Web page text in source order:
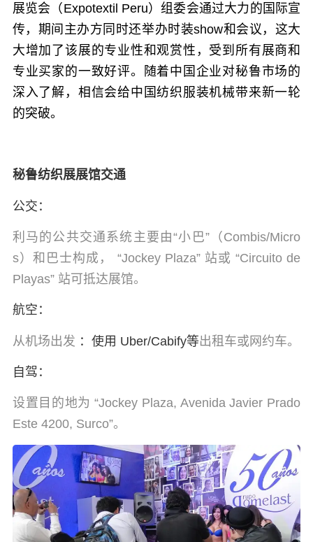
展览会（Expotextil Peru） 组委会通过大力的国际宣
传，期间主办方同时还举办时装show和会议，这大
大增加了该展的专业性和观赏性，受到所有展商和
专业买家的一致好评。随着中国企业对秘鲁市场的
深入了解，相信会给中国纺织服装机械带来新一轮
的突破。
秘鲁纺织展展馆交通
公交：
利马的公共交通系统主要由“小巴”（Combis/Micro
s）和巴士构成， “Jockey Plaza” 站或 “Circuito de
Playas” 站可抵达展馆。
航空：
从机场出发 ：使用 Uber/Cabify等出租车或网约车。
自驾：
设置目的地为 “Jockey Plaza, Avenida Javier Prado
Este 4200, Surco”。